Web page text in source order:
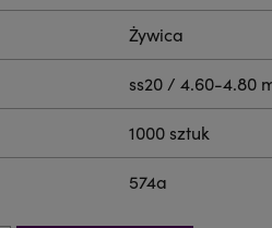
Żywica
ss20 / 4.60-4.80
1000 sztuk
574a